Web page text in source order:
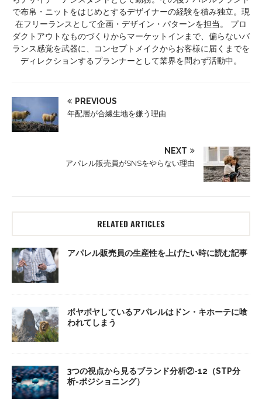
で布帛・ニットをはじめとするデザイナーの経験を積み独立。現
在フリーランスとして企画・デザイン・パターンを担当。 プロ
ダクトアウトなものづくりからマーケットインまで、偏らないバ
ランス感覚を武器に、コンセプトメイクからお客様に届くまでを
ディレクションするプランナーとして業界を問わず活動中。
PREVIOUS
年配層が合繊生地を嫌う理由
NEXT
アパレル販売員がSNSをやらない理由
RELATED ARTICLES
アパレル販売員の生産性を上げたい時に読む記事
ボヤボヤしているアパレルはドン・キホーテに喰
われてしまう
3つの視点から見るブランド分析②-12（STP分
析-ポジショニング）